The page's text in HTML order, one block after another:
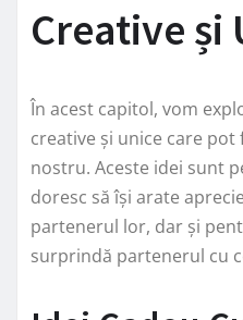
Creative și
În acest capitol, vom
creative și unice care
nostru. Aceste idei sunt
doresc să își arate
partenerul lor, dar și
surprindă partenerul cu